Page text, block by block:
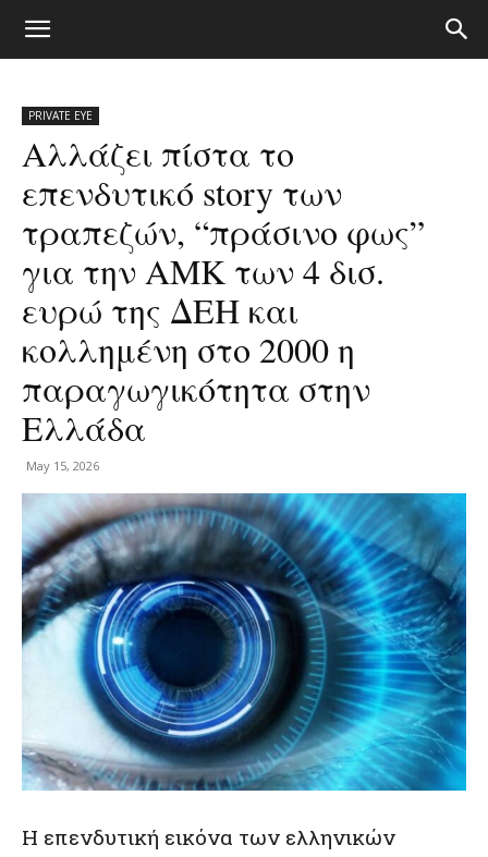
PRIVATE EYE
Αλλάζει πίστα το
επενδυτικό story των
τραπεζών, “πράσινο φως”
για την ΑΜΚ των 4 δισ.
ευρώ της ΔΕΗ και
κολλημένη στο 2000 η
παραγωγικότητα στην
Ελλάδα
May 15, 2026
Η επενδυτική εικόνα των ελληνικών